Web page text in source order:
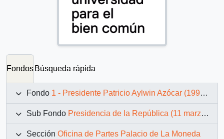
Fondos Búsqueda rápida
Fondo 1 - Presidente Patricio Aylwin Azócar (1990-1994)
Sub Fondo Presidencia de la República (11 marzo 1990 – 11 marzo 1994)
Sección Oficina de Partes Palacio de La Moneda